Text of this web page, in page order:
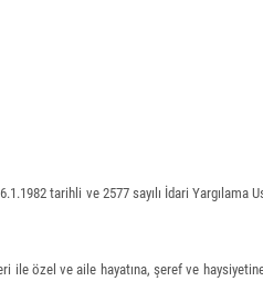
tarihli ve 2577 sayılı İdari Yargılama
ile özel ve aile hayatına, şeref ve